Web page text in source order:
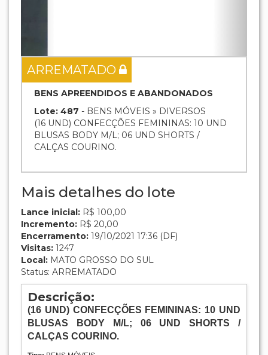
Encerramento:19/10/2021 17:36 (DF)
Visitas:1247
Status: ARREMATADO
Descrição:
(16 UND) CONFECÇÕES FEMININAS: 10 UND
BLUSAS BODY M/L; 06 UND SHORTS /
CALÇAS COURINO.
Tipo:BENS MÓVEIS
OBS: VENDA NO ESTADO QUE SE ENCONTRA.
Atenção:A falta de pagamento do valor da arrematação e
demais despesas no prazo indicado no edital, estará sujeito a
penalidades (multa, suspensão, declaração de inidoneidade,
perda do direito em adjudicar), além de responder por crime de
frustrar ou fraudar o processo licitatório, conforme art. 90, da Lei
8.666/93.
Dados do leilão